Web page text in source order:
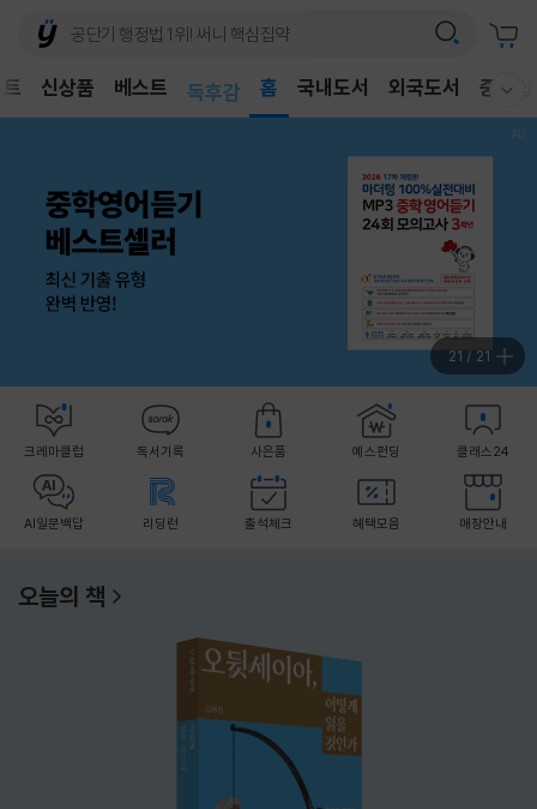
신상품 베스트
독후감
어린이
홈 국내도서 외국도서 중고샵
21 / 21
크레마클럽 독서기록 사은품 예스펀딩 클래스24
AI일문백답 리딩런 출석체크 혜택모음 매장안내
오늘의 책